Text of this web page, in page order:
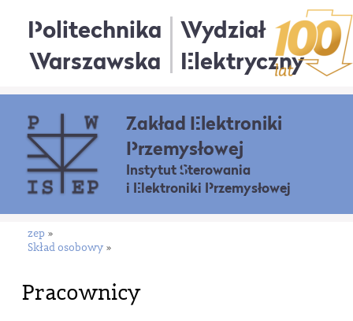
Politechnika
Warszawska
Wydział
Elektryczny
Zakład Elektroniki
Przemysłowej
Instytut Sterowania
i Elektroniki Przemysłowej
zep »
Skład osobowy »
Pracownicy